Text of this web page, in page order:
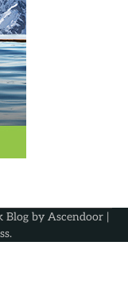
Blog by Ascendoor|
.